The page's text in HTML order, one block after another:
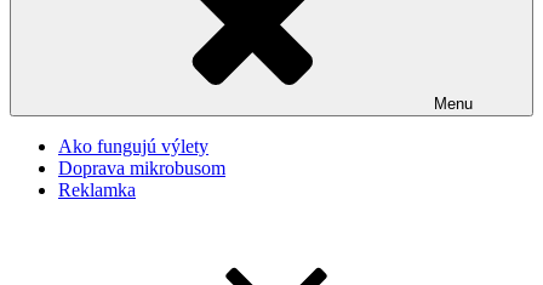
Menu
Ako fungujú výlety
Doprava mikrobusom
Reklamka